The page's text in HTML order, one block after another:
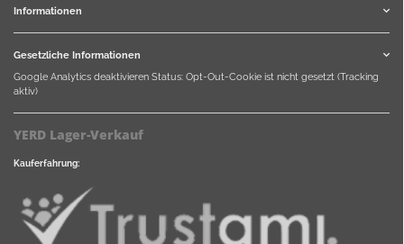
Informationen
Gesetzliche Informationen
Google Analytics deaktivieren Status: Opt-Out-Cookie ist nicht gesetzt (Tracking
aktiv)
YERD Lager-Verkauf
Kauferfahrung: